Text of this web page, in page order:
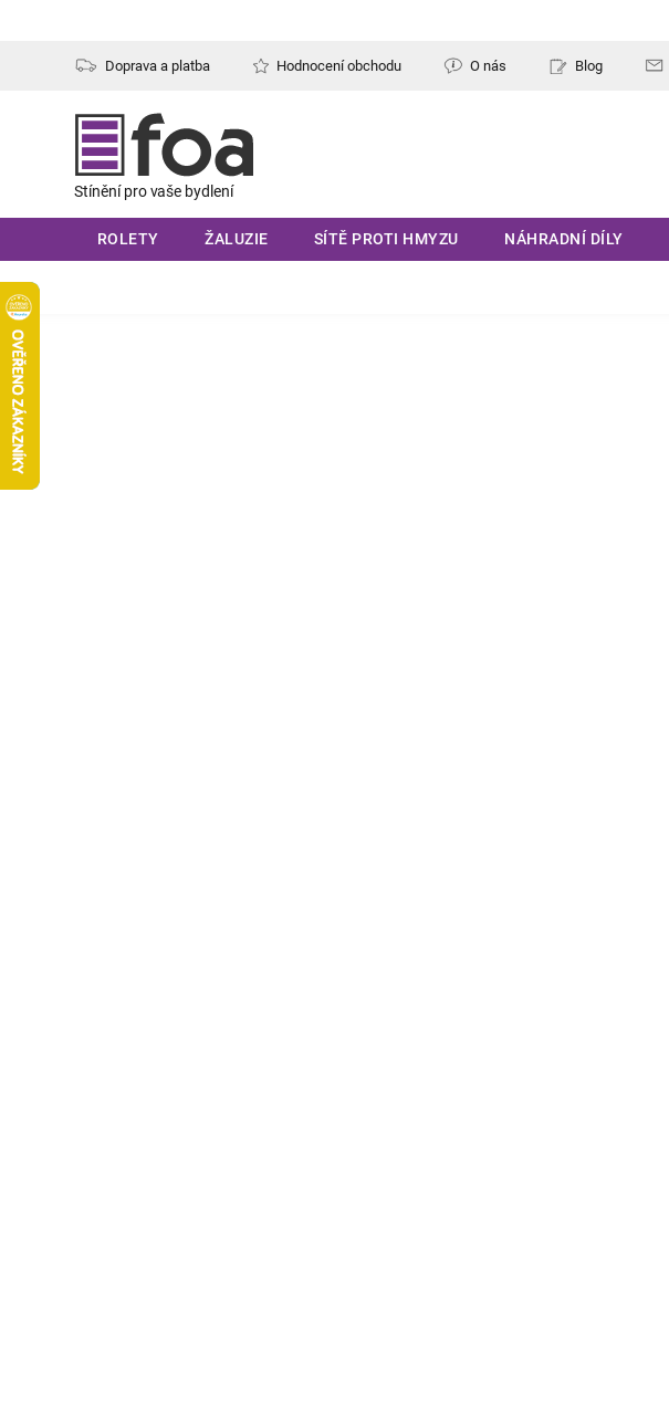
Doprava a platba Hodnocení obchodu O nás Blog
ROLETY ŽALUZIE SÍTĚ PROTI HMYZU NÁHRADNÍ DÍLY